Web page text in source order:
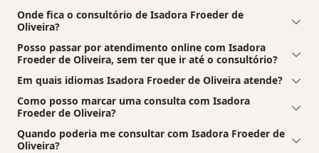
Onde fica o consultório de Isadora Froeder de
Oliveira?
Posso passar por atendimento online com Isadora
Froeder de Oliveira, sem ter que ir até o consultório?
Em quais idiomas Isadora Froeder de Oliveira atende?
Como posso marcar uma consulta com Isadora
Froeder de Oliveira?
Quando poderia me consultar com Isadora Froeder de
Oliveira?